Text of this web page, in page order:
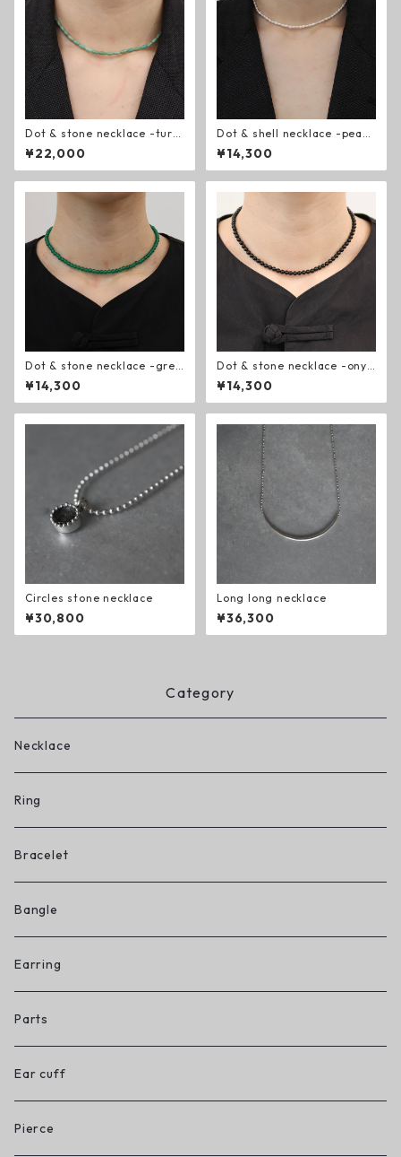
Dot & stone necklace -turq
uoise-
¥22,000
Dot & shell necklace -pearl
-
¥14,300
Dot & stone necklace -gree
n onyx-
¥14,300
Dot & stone necklace -onyx
-
¥14,300
Circles stone necklace
¥30,800
Long long necklace
¥36,300
Category
Necklace
Ring
Bracelet
Bangle
Earring
Parts
Ear cuff
Pierce